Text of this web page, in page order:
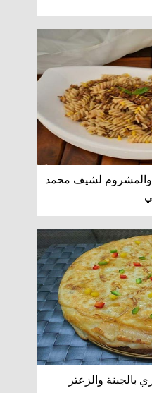
والمشروم لشيف محمد
والزعتر